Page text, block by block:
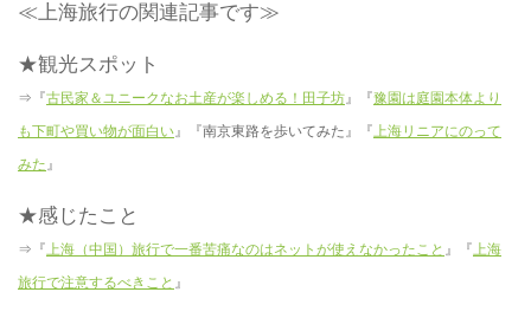
≪上海旅行の関連記事です≫
★観光スポット
⇒『古民家＆ユニークなお土産が楽しめる！田子坊 』『豫園は庭園本体より
も下町や買い物が面白い 』『南京東路を歩いてみた』『 上海リニアにのって
みた 』
★感じたこと
⇒『 上海（中国）旅行で一番苦痛なのはネットが使えなかったこと 』『 上海
旅行で注意するべきこと 』